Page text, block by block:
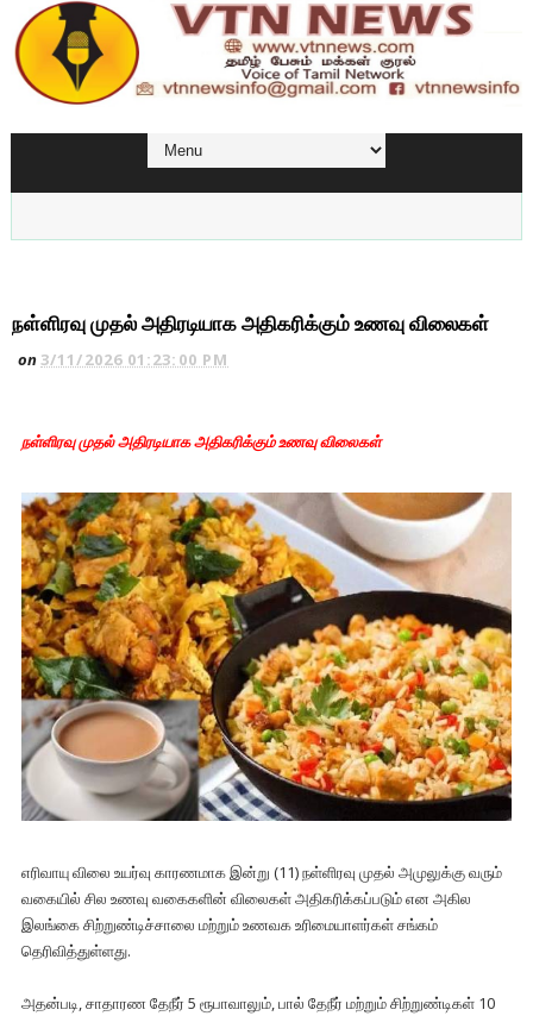
நள்ளிரவு முதல் அதிரடியாக அதிகரிக்கும் உணவு விலைகள்
on3/11/2026 01:23:00 PM
நள்ளிரவு முதல் அதிரடியாக அதிகரிக்கும் உணவு விலைகள்
எரிவாயு விலை உயர்வு காரணமாக இன்று (11) நள்ளிரவு முதல் அமுலுக்கு வரும்
வகையில் சில உணவு வகைகளின் விலைகள் அதிகரிக்கப்படும் என அகில
இலங்கை சிற்றுண்டிச்சாலை மற்றும் உணவக உரிமையாளர்கள் சங்கம்
தெரிவித்துள்ளது.
அதன்படி, சாதாரண தேநீர் 5 ரூபாவாலும், பால் தேநீர் மற்றும் சிற்றுண்டிகள் 10